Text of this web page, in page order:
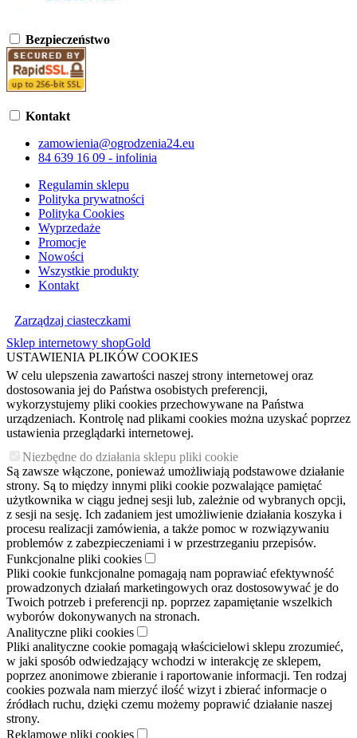
Bezpieczeństwo
Kontakt
zamowienia@ogrodzenia24.eu
84 639 16 09 - infolinia
Regulamin sklepu
Polityka prywatności
Polityka Cookies
Wyprzedaże
Promocje
Nowości
Wszystkie produkty
Kontakt
Zarządzaj ciasteczkami
Sklep internetowy shopGold
USTAWIENIA PLIKÓW COOKIES
W celu ulepszenia zawartości naszej strony internetowej oraz
dostosowania jej do Państwa osobistych preferencji,
wykorzystujemy pliki cookies przechowywane na Państwa
urządzeniach. Kontrolę nad plikami cookies można uzyskać poprzez
ustawienia przeglądarki internetowej.
Niezbędne do działania sklepu pliki cookie
Są zawsze włączone, ponieważ umożliwiają podstawowe działanie
strony. Są to między innymi pliki cookie pozwalające pamiętać
użytkownika w ciągu jednej sesji lub, zależnie od wybranych opcji,
z sesji na sesję. Ich zadaniem jest umożliwienie działania koszyka i
procesu realizacji zamówienia, a także pomoc w rozwiązywaniu
problemów z zabezpieczeniami i w przestrzeganiu przepisów.
Funkcjonalne pliki cookies
Pliki cookie funkcjonalne pomagają nam poprawiać efektywność
prowadzonych działań marketingowych oraz dostosowywać je do
Twoich potrzeb i preferencji np. poprzez zapamiętanie wszelkich
wyborów dokonywanych na stronach.
Analityczne pliki cookies
Pliki analityczne cookie pomagają właścicielowi sklepu zrozumieć,
w jaki sposób odwiedzający wchodzi w interakcję ze sklepem,
poprzez anonimowe zbieranie i raportowanie informacji. Ten rodzaj
cookies pozwala nam mierzyć ilość wizyt i zbierać informacje o
źródłach ruchu, dzięki czemu możemy poprawić działanie naszej
strony.
Reklamowe pliki cookies